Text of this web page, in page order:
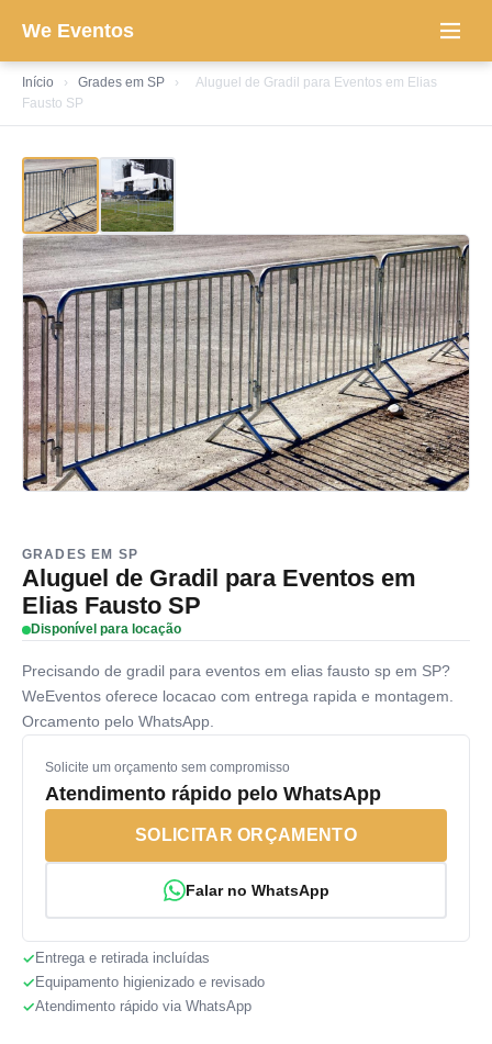
We Eventos
Início › Grades em SP ›
Aluguel de Gradil para Eventos em Elias
Fausto SP
GRADES EM SP
Aluguel de Gradil para Eventos em
Elias Fausto SP
Disponível para locação
Precisando de gradil para eventos em elias fausto sp em SP?
WeEventos oferece locacao com entrega rapida e montagem.
Orcamento pelo WhatsApp.
Solicite um orçamento sem compromisso
Atendimento rápido pelo WhatsApp
SOLICITAR ORÇAMENTO
Falar no WhatsApp
Entrega e retirada incluídas
Equipamento higienizado e revisado
Atendimento rápido via WhatsApp